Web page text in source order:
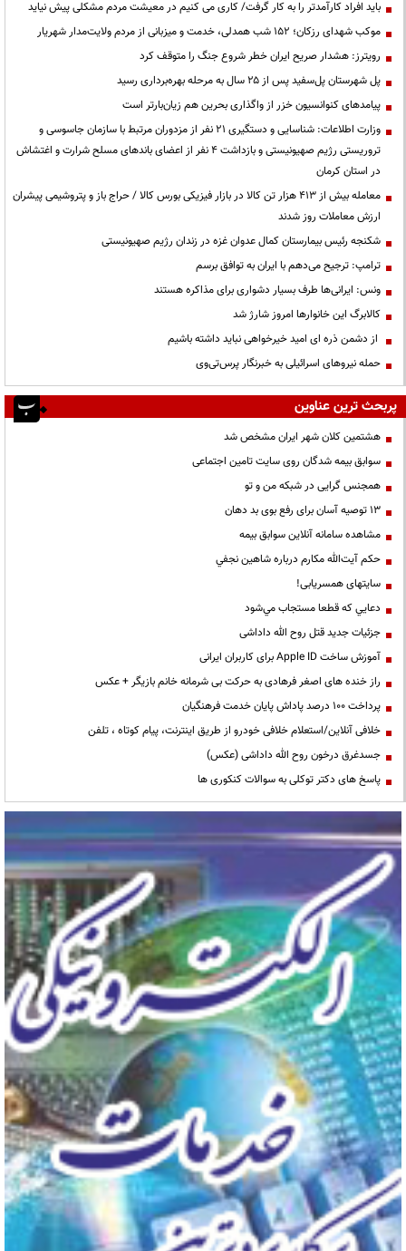
باید افراد کارآمدتر را به کار گرفت/ کاری می کنیم در معیشت مردم مشکلی پیش نیاید
موکب شهدای رزکان؛ ۱۵۲ شب همدلی، خدمت و میزبانی از مردم ولایت‌مدار شهریار
رویترز: هشدار صریح ایران خطر شروع جنگ را متوقف کرد
پل شهرستان پل‌سفید پس از ۲۵ سال به مرحله بهره‌برداری رسید
پیامدهای کنوانسیون خزر از واگذاری بحرین هم زیان‌بارتر است
وزارت اطلاعات: شناسایی و دستگیری ۲۱ نفر از مزدوران مرتبط با سازمان جاسوسی و
تروریستی رژیم صهیونیستی و بازداشت ۴ نفر از اعضای باندهای مسلح شرارت و اغتشاش
در استان کرمان
معامله بیش از ۴۱۳ هزار تن کالا در بازار فیزیکی بورس کالا / حراج باز و پتروشیمی پیشران
ارزش معاملات روز شدند
شکنجه رئیس بیمارستان کمال عدوان غزه در زندان رژیم صهیونیستی
ترامپ: ترجیح می‌دهم با ایران به توافق برسم
ونس: ایرانی‌ها طرف بسیار دشواری برای مذاکره هستند
کالابرگ این خانوارها امروز شارژ شد
از دشمن ذره ای امید خیرخواهی نباید داشته باشیم
حمله نیروهای اسرائیلی به خبرنگار پرس‌تی‌وی
پربحث ترین عناوین
هشتمین کلان شهر ایران مشخص شد
سوابق بیمه شدگان روی سایت تامین اجتماعی
همجنس گرایی در شبکه من و تو
13 توصیه آسان برای رفع بوی بد دهان
مشاهده سامانه آنلاين سوابق بیمه
حكم آيت‌الله مكارم درباره شاهين نجفي
سایتهای همسریابی!
دعايي كه قطعا مستجاب مي‌شود
جزئیات جدید قتل روح الله داداشی
آموزش ساخت Apple ID برای کاربران ایرانی
راز خنده های اصغر فرهادی به حرکت بی شرمانه خانم بازیگر + عکس
پرداخت ۱۰۰ درصد پاداش پایان خدمت فرهنگیان
خلافی آنلاین/استعلام خلافی خودرو از طریق اینترنت، پیام کوتاه ، تلفن
جسدغرق درخون روح الله داداشی (عکس)
پاسخ های دکتر توکلی به سوالات کنکوری ها